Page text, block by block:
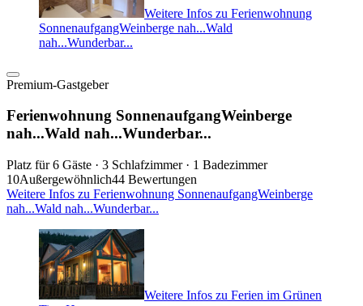
Weitere Infos zu Ferienwohnung
SonnenaufgangWeinberge nah...Wald
nah...Wunderbar...
Premium-Gastgeber
Ferienwohnung SonnenaufgangWeinberge
nah...Wald nah...Wunderbar...
Platz für 6 Gäste · 3 Schlafzimmer · 1 Badezimmer
10Außergewöhnlich44 Bewertungen
Weitere Infos zu Ferienwohnung SonnenaufgangWeinberge
nah...Wald nah...Wunderbar...
Weitere Infos zu Ferien im Grünen